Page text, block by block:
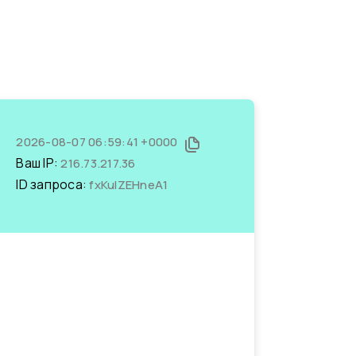
2026-08-07 06:59:41 +0000
Ваш IP:216.73.217.36
ID запроса:fxKulZEHneA1